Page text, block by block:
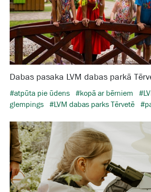
Dabas pasaka LVM dabas parkā
#atpūta pie ūdens #kopā ar bērniem
glempings #LVM dabas parks Tērvetē